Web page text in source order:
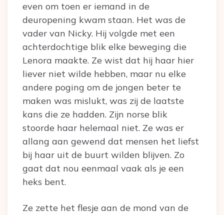
even om toen er iemand in de
deuropening kwam staan. Het was de
vader van Nicky. Hij volgde met een
achterdochtige blik elke beweging die
Lenora maakte. Ze wist dat hij haar hier
liever niet wilde hebben, maar nu elke
andere poging om de jongen beter te
maken was mislukt, was zij de laatste
kans die ze hadden. Zijn norse blik
stoorde haar helemaal niet. Ze was er
allang aan gewend dat mensen het liefst
bij haar uit de buurt wilden blijven. Zo
gaat dat nou eenmaal vaak als je een
heks bent.
Ze zette het flesje aan de mond van de